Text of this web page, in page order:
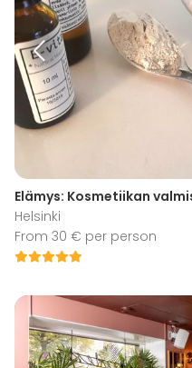
Elämys: Kosmetiikan
Helsinki
From 30 € per person